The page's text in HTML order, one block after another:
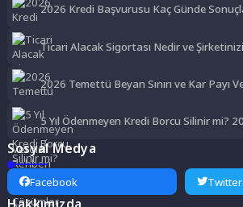
2026 Kredi Başvurusu Kaç Günde
Ticari Alacak Sigortası Nedir ve
2026 Temettü Beyan Sınırı ve Kar Payı
5 Yıl Ödenmeyen Kredi Borcu Silinir mi?
Çözümler
Sosyal Medya
Facebook Twitter